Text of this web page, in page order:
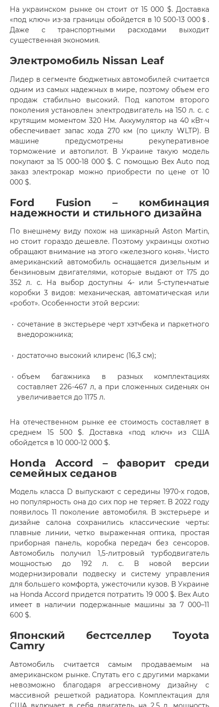
На украинском рынке он стоит от 15 000 $. Доставка
«под ключ» из-за границы обойдется в 10 500-13 000＄.
Даже с транспортными расходами выходит
существенная экономия.
Электромобиль Nissan Leaf
Лидер в сегменте бюджетных автомобилей считается
одним из самых надежных в мире, поэтому объем его
продаж стабильно высокий. Под капотом второго
поколения установлен электродвигатель на 150 л. с. с
крутящим моментом 320 Нм. Аккумулятор на 40 кВт·ч
обеспечивает запас хода 270 км (по циклу WLTP). В
машине предусмотрены рекуперативное
торможение и автопилот. В Украине такую модель
покупают за 15 000-18 000 $. С помощью Bex Auto под
заказ электрокар можно приобрести по цене от 10
000 $.
Ford Fusion – комбинация
надежности и стильного дизайна
По внешнему виду похож на шикарный Aston Martin,
но стоит гораздо дешевле. Поэтому украинцы охотно
обращают внимание на этого «железного коня». Чисто
американский автомобиль оснащается дизельным и
бензиновым двигателями, которые выдают от 175 до
352 л. с. На выбор доступны 4- или 5-ступенчатые
коробки 3 видов: механическая, автоматическая или
«робот». Особенности этой версии:
сочетание в экстерьере черт хэтчбека и паркетного
внедорожника;
достаточно высокий клиренс (16,3 см);
объем багажника в разных комплектациях
составляет 226-467 л, а при сложенных сиденьях он
увеличивается до 1175 л.
На отечественном рынке ее стоимость составляет в
среднем 15 500 $. Доставка «под ключ» из США
обойдется в 10 000-12 000 $.
Honda Accord – фаворит среди
семейных седанов
Модель класса D выпускают с середины 1970-х годов,
но популярность она до сих пор не теряет. В 2022 году
появилось 11 поколение автомобиля. В экстерьере и
дизайне салона сохранились классические черты:
плавные линии, четко выраженная оптика, простая
приборная панель, коробка передач без сенсоров.
Автомобиль получил 1,5-литровый турбодвигатель
мощностью до 192 л. с. В новой версии
модернизировали подвеску и систему управления
для большего комфорта, ужесточили кузов. В Украине
на Honda Accord придется потратить 19 000 $. Bex Auto
имеет в наличии подержанные машины за 7 000–11
600 $.
Японский бестселлер Toyota
Camry
Автомобиль считается самым продаваемым на
американском рынке. Спутать его с другими марками
невозможно благодаря агрессивному дизайну с
массивной решеткой радиатора. Комплектация для